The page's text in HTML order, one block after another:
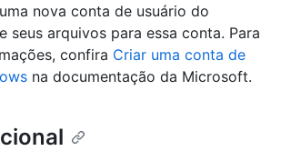
nova conta de usuário do
seus arquivos para essa conta. Para
confira Criar uma conta de
na documentação da Microsoft.